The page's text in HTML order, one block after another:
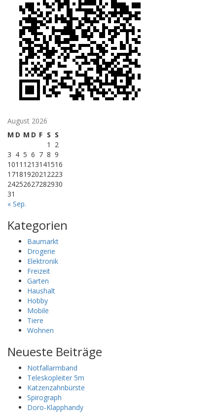
August 2026
M D M D F S S
1
2
3 4 5 6 7 8 9
1011 1213141516
1718192021 2223
24252627282930
31
« Sep.
Kategorien
Baumarkt
Drogerie
Elektronik
Freizeit
Garten
Haushalt
Hobby
Mobile
Tiere
Wohnen
Neueste Beiträge
Notfallarmband
Teleskopleiter 5m
Katzenzahnbürste
Spirograph
Doro-Klapphandy